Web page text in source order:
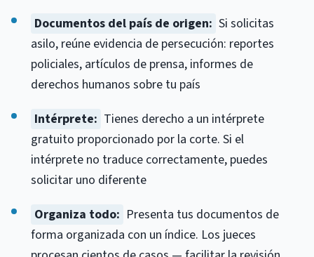
Documentos del país de origen: Si solicitas
asilo, reúne evidencia de persecución: reportes
policiales, artículos de prensa, informes de
derechos humanos sobre tu país
Intérprete: Tienes derecho a un intérprete
gratuito proporcionado por la corte. Si el
intérprete no traduce correctamente, puedes
solicitar uno diferente
Organiza todo: Presenta tus documentos de
forma organizada con un índice. Los jueces